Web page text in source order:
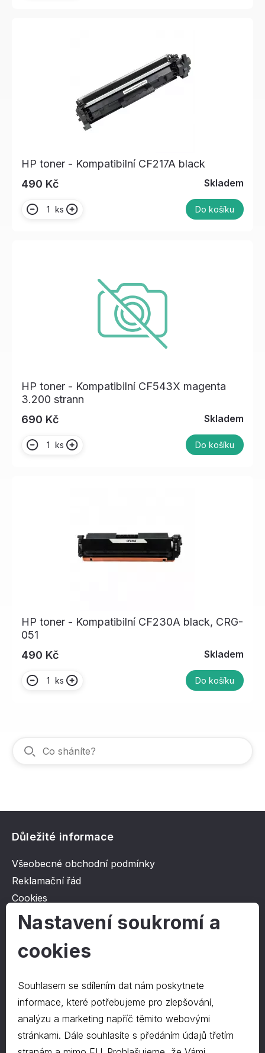
HP toner - Kompatibilní CF217A black
490 Kč
Skladem
ks Do košíku
HP toner - Kompatibilní CF543X magenta
3.200 strann
690 Kč
Skladem
ks Do košíku
HP toner - Kompatibilní CF230A black, CRG-
051
490 Kč
Skladem
ks Do košíku
Důležité informace
Všeobecné obchodní podmínky
Reklamační řád
Cookies
Ochrana osobních údajů
O společnosti
Kontakt
O nás
Kontakty
Nastavení soukromí a
cookies
Souhlasem se sdílením dat nám poskytnete
informace, které potřebujeme pro zlepšování,
analýzu a marketing napříč těmito webovými
stránkami. Dále souhlasíte s předáním údajů třetím